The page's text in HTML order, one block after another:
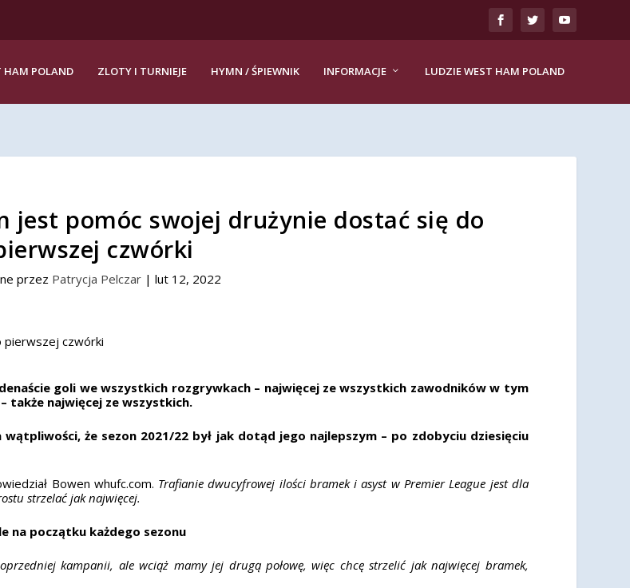
HAM POLAND ZLOTY I TURNIEJE HYMN / ŚPIEWNIK INFORMACJE LUDZIE WEST HAM POLAND
jest pomóc swojej drużynie dostać się do
czwórki
przez Patrycja Pelczar| lut 12, 2022
goli we wszystkich rozgrywkach – najwięcej ze wszystkich zawodników w tym
także najwięcej ze wszystkich.
że sezon 2021/22 był jak dotąd jego najlepszym – po zdobyciu dziesięciu
Bowen whufc.com. Trafianie dwucyfrowej ilości bramek i asyst w Premier League jest dla
strzelać jak najwięcej.
na początku każdego sezonu
kampanii, ale wciąż mamy jej drugą połowę, więc chcę strzelić jak najwięcej bramek,